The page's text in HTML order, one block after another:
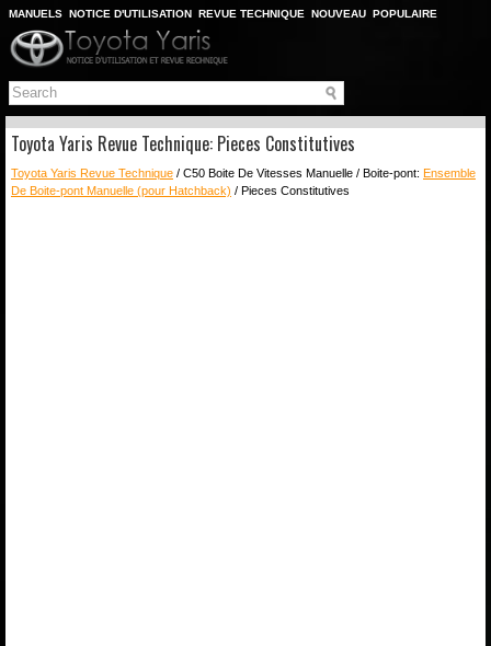
MANUELS NOTICE D'UTILISATION REVUE TECHNIQUE NOUVEAU POPULAIRE
PLAN DU SITE
CHERCHER
Toyota Yaris Revue Technique: Pieces Constitutives
Toyota Yaris Revue Technique / C50 Boite De Vitesses Manuelle / Boite-pont: Ensemble
De Boite-pont Manuelle (pour Hatchback) / Pieces Constitutives